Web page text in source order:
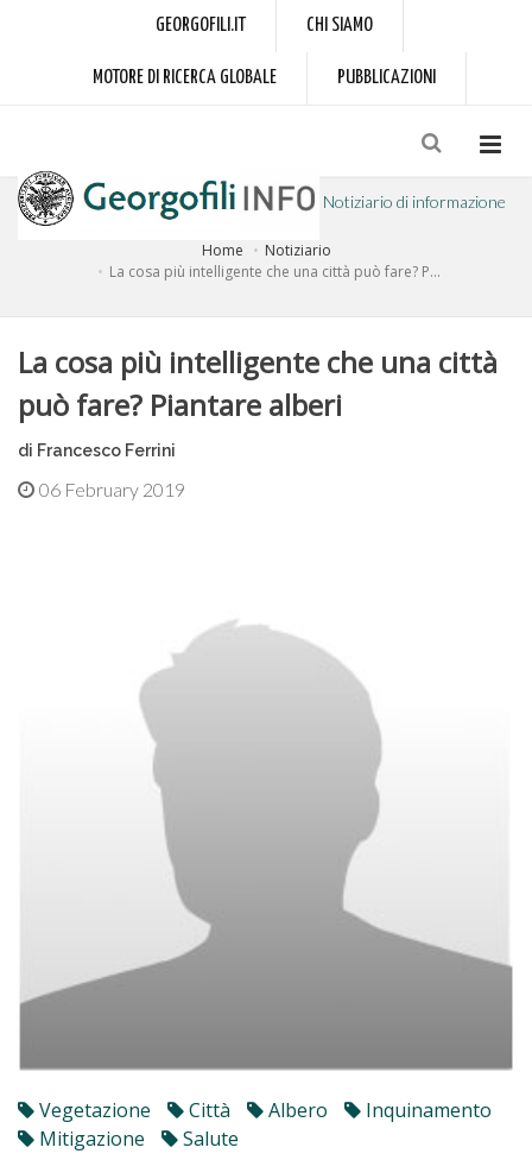
GEORGOFILI.IT CHI SIAMO
MOTORE DI RICERCA GLOBALE PUBBLICAZIONI
Notiziario di informazione
a cura dell'Accademia dei Georgofili
Home
Notiziario
La cosa più intelligente che una città può fare? P...
La cosa più intelligente che una città
può fare? Piantare alberi
di Francesco Ferrini
06 February 2019
Vegetazione Città Albero
Inquinamento
Mitigazione
Salute